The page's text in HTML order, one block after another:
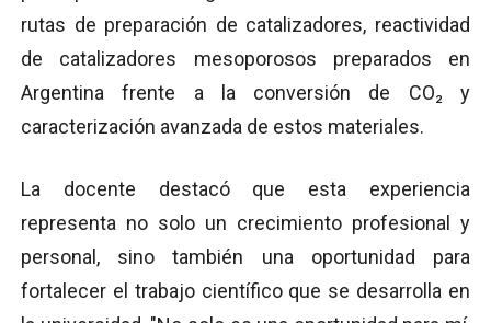
rutas de preparación de catalizadores, reactividad
de catalizadores mesoporosos preparados en
Argentina frente a la conversión de CO₂ y
caracterización avanzada de estos materiales.
La docente destacó que esta experiencia
representa no solo un crecimiento profesional y
personal, sino también una oportunidad para
fortalecer el trabajo científico que se desarrolla en